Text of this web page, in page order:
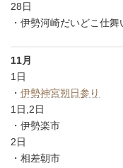
28日
・伊勢河崎だいどこ仕舞
11月
1日
・ 伊勢神宮朔日参り
1日,2日
・伊勢楽市
2日
・相差朝市